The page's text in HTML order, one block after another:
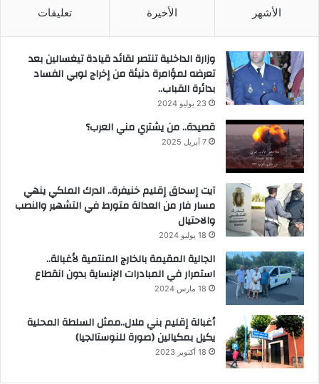
الأشهر الأخيرة تعليقات
وزارة الداخلية تنتصر لقائد قيادة تيغسالين بعد
تعرضه لمؤامرة دنيئة من إخراج لوبي الفساد
بدائرة القباب..
23 يوليو 2024
قصيدة.. من يشتري مني العرب؟
7 أبريل 2025
آيت إسحاق إقليم خنيفرة.. الدرك الملكي ينهي
مسار فار من العدالة متورط في التشهير والنصب
والاحتيال
18 يوليو 2024
الجالية المقيمة بالخارج المنتمية لأغبالة..
استمرار في المبادرات الإنساية بدون انقطاع
18 مارس 2024
أغبالة إقليم بني ملال..ممثل السلطة المحلية
يكيل بمكيالين (صورة للنوستالجيا)
18 أكتوبر 2023